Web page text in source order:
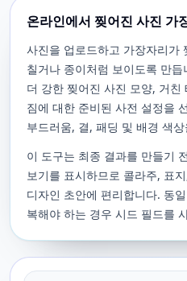
온라인에서 찢어진 사진 가
사진을 업로드하고 가장자리가
칠거나 종이처럼 보이도록 만
더 강한 찢어진 사진 모양, 거친
짐에 대한 준비된 사전 설정을
부드러움, 결, 패딩 및 배경 색
이 도구는 최종 결과를 만들기
보기를 표시하므로 콜라주, 표
디자인 초안에 편리합니다. 동
복해야 하는 경우 시드 필드를